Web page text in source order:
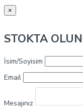
×
STOKTA
İsim/Soyisim
Email
Mesajınız